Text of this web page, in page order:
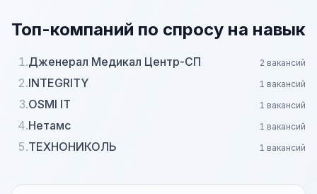
Топ-компаний по спросу на навык
1.Дженерал Медикал Центр-СП 2 вакансий
2.INTEGRITY 1 вакансий
3.OSMI IT 1 вакансий
4.Нетамс 1 вакансий
5.ТЕХНОНИКОЛЬ 1 вакансий